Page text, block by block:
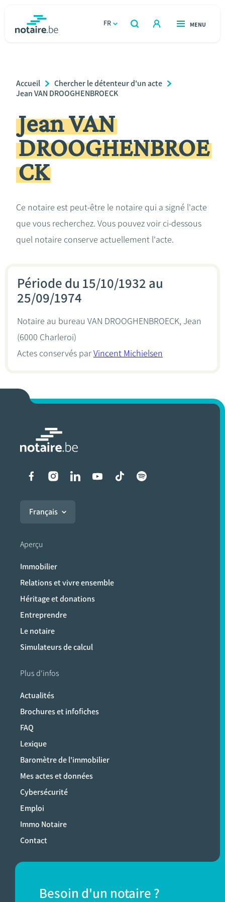
FR
OUVERT
RECHERCHER
OUVERT
MENU
Relations et vivre ensemble
Héritage et donations
Entreprendre
Le notaire
Calculateurs
Breadcrumb
Accueil
Chercher le détenteur d'un acte
Jean VAN DROOGHENBROECK
Jean VAN
DROOGHENBROE
CK
Ce notaire est peut-être le notaire qui a signé l'acte
que vous recherchez. Vous pouvez voir ci-dessous
quel notaire conserve actuellement l'acte.
Période du 15/10/1932 au
25/09/1974
Notaire au bureau VAN DROOGHENBROECK, Jean
(6000 Charleroi)
Actes conservés parVincent Michielsen
Liens vers les réseaux
Français
Aperçu
Immobilier
Relations et vivre ensemble
Héritage et donations
Entreprendre
Le notaire
Simulateurs de calcul
Plus d'infos
Actualités
Brochures et infofiches
FAQ
Lexique
Baromètre de l'immobilier
Mes actes et données
Cybersécurité
Emploi
Immo Notaire
Contact
Besoin d'un notaire ?